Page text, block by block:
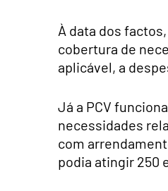
À data dos
cobertura de
aplicável, a
Já a PCV
necessidades
com
podia atingir 250